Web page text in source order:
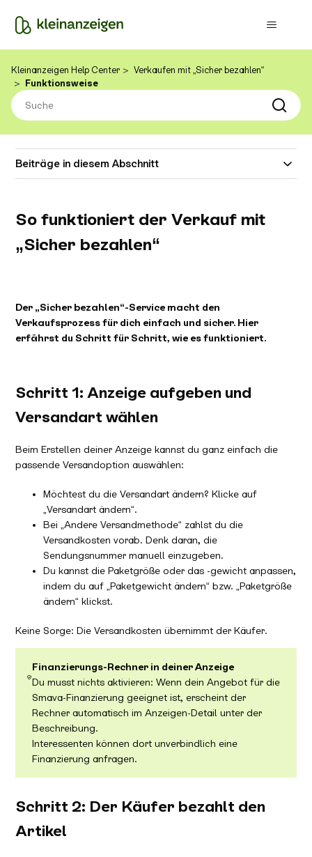
Kleinanzeigen Help Center
Verkaufen mit „Sicher bezahlen“
Funktionsweise
Beiträge in diesem Abschnitt
So funktioniert der Verkauf mit
„Sicher bezahlen“
Der „Sicher bezahlen“-Service macht den
Verkaufsprozess für dich einfach und sicher. Hier
erfährst du Schritt für Schritt, wie es funktioniert.
Schritt 1: Anzeige aufgeben und
Versandart wählen
Beim Erstellen deiner Anzeige kannst du ganz einfach die
passende Versandoption auswählen:
Möchtest du die Versandart ändern? Klicke auf
„Versandart ändern“.
Bei „Andere Versandmethode“ zahlst du die
Versandkosten vorab. Denk daran, die
Sendungsnummer manuell einzugeben.
Du kannst die Paketgröße oder das -gewicht anpassen,
indem du auf „Paketgewicht ändern“ bzw. „Paketgröße
ändern“ klickst.
Keine Sorge: Die Versandkosten übernimmt der Käufer.
Finanzierungs-Rechner in deiner Anzeige
Du musst nichts aktivieren: Wenn dein Angebot für die
Smava-Finanzierung geeignet ist, erscheint der
Rechner automatisch im Anzeigen-Detail unter der
Beschreibung.
Interessenten können dort unverbindlich eine
Finanzierung anfragen.
Schritt 2: Der Käufer bezahlt den
Artikel